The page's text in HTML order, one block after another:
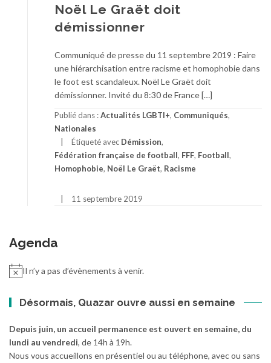
Noël Le Graët doit
démissionner
Communiqué de presse du 11 septembre 2019 : Faire
une hiérarchisation entre racisme et homophobie dans
le foot est scandaleux. Noël Le Graët doit
démissionner. Invité du 8:30 de France […]
Publié dans :Actualités LGBTI+, Communiqués,
Nationales
Étiqueté avec Démission,
Fédération française de football, FFF, Football,
Homophobie, Noël Le Graët, Racisme
11 septembre 2019
Agenda
Il n’y a pas d’évènements à venir.
Désormais, Quazar ouvre aussi en semaine
Depuis juin, un accueil permanence est ouvert en semaine, du
lundi au vendredi, de 14h à 19h.
Nous vous accueillons en présentiel ou au téléphone, avec ou sans